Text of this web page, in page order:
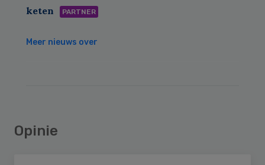
keten
PARTNER
Meer nieuws over
Opinie